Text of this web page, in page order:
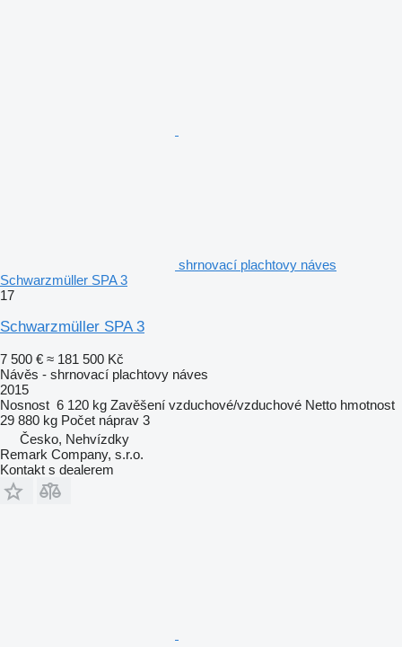
shrnovací plachtovy náves
Schwarzmüller SPA 3
17
Schwarzmüller SPA 3
7 500 € ≈ 181 500 Kč
Návěs - shrnovací plachtovy náves
2015
Nosnost 6 120 kg Zavěšení vzduchové/vzduchové Netto hmotnost
29 880 kg Počet náprav 3
Česko, Nehvízdky
Remark Company, s.r.o.
Kontakt s dealerem